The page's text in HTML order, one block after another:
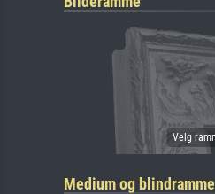
Medium og blindramme